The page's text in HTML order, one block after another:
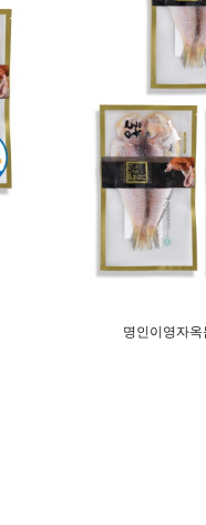
명인이영자